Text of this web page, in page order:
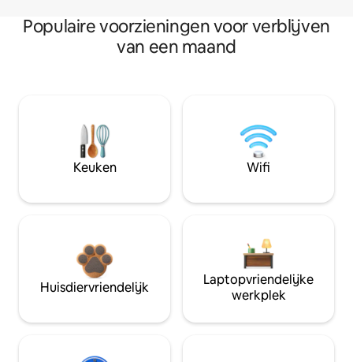
Populaire voorzieningen voor verblijven
van een maand
Keuken Wifi
Huisdiervriendelijk
Laptopvriendelijke
werkplek